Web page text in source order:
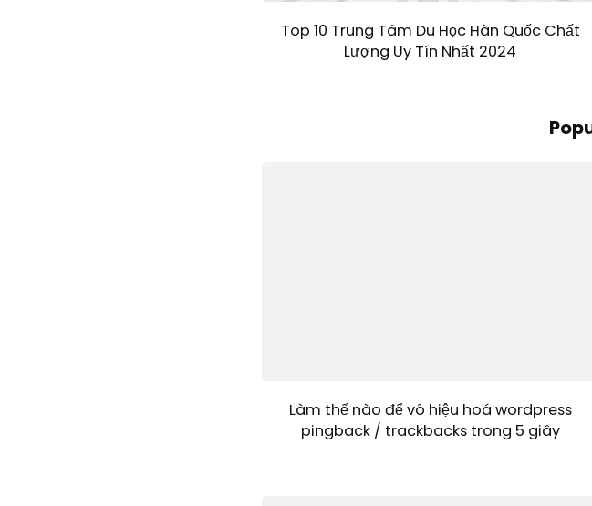
Top 10 Trung Tâm Du Học Hàn Quốc Chất
Lượng Uy Tín Nhất 2024
Làm thế nào để vô hiệu hoá wordpress
pingback / trackbacks trong 5 giây